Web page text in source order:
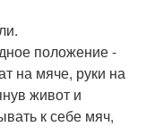
положение -
на мяче, руки на
живот и
к себе мяч,